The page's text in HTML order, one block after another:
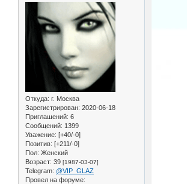
Откуда: г. Москва
Зарегистрирован: 2020-06-18
Приглашений: 6
Сообщений: 1399
Уважение: [+40/-0]
Позитив: [+211/-0]
Пол: Женский
Возраст: 39 [1987-03-07]
Telegram: @VIP_GLAZ
Провел на форуме: